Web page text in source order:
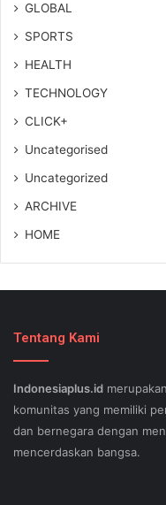
GLOBAL
SPORTS
HEALTH
TECHNOLOGY
CLICK+
Uncategorised
Uncategorized
ARCHIVE
HOME
Tentang Kami
Indonesiaplus.id
komunitas yang memiliki
dan bernegara dengan
mencerdaskan bangsa.